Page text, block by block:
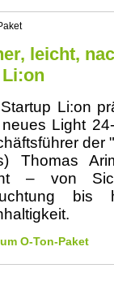
leicht,
Li:on
Light
der
Thomas
– von
O-Ton-Paket